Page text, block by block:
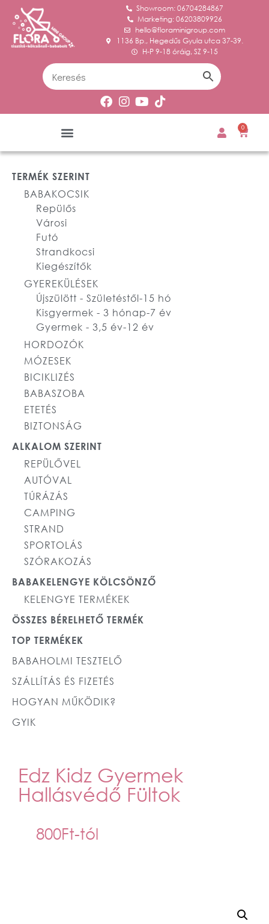
Showroom: 06704284867
Marketing: 06203809926
hello@floraminigroup.com
1136 Bp., Hegedűs Gyula utca 37-39.
H-P 9-18 óráig, SZ 9-15
0
TERMÉK SZERINT
BABAKOCSIK
Repülős
Városi
Futó
Strandkocsi
Kiegészítők
GYEREKÜLÉSEK
Újszülött - Születéstől-15 hó
Kisgyermek - 3 hónap-7 év
Gyermek - 3,5 év-12 év
HORDOZÓK
MÓZESEK
BICIKLIZÉS
BABASZOBA
ETETÉS
BIZTONSÁG
ALKALOM SZERINT
REPÜLŐVEL
AUTÓVAL
TÚRÁZÁS
CAMPING
STRAND
SPORTOLÁS
SZÓRAKOZÁS
BABAKELENGYE KÖLCSÖNZŐ
KELENGYE TERMÉKEK
ÖSSZES BÉRELHETŐ TERMÉK
TOP TERMÉKEK
BABAHOLMI TESZTELŐ
SZÁLLÍTÁS ÉS FIZETÉS
HOGYAN MŰKÖDIK?
GYIK
Edz Kidz Gyermek
Hallásvédő Fültok
800Ft-tól